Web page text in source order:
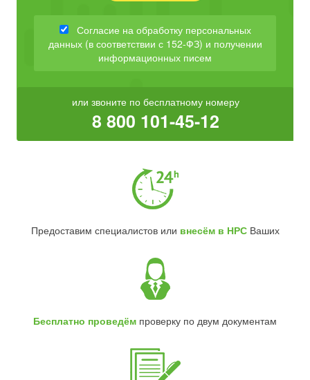
Согласие на обработку персональных
данных (в соответствии с 152-ФЗ) и получении
информационных писем
или звоните по бесплатному номеру
8 800 101-45-12
Предоставим специалистов или внесём в НРСВаших
Бесплатно проведём проверку по двум документам